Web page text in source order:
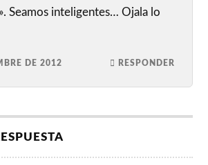
Seamos inteligentes… Ojala lo
DE 2012 RESPONDER